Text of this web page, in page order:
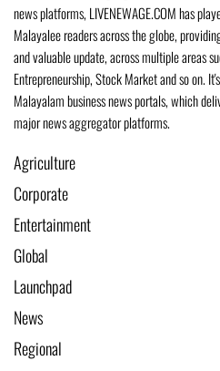
news platforms, LIVENEWAGE.COM has
Malayalee readers across the globe,
and valuable update, across multiple areas
Entrepreneurship, Stock Market and so on.
Malayalam business news portals, which
major news aggregator platforms.
Agriculture
Corporate
Entertainment
Global
Launchpad
News
Regional